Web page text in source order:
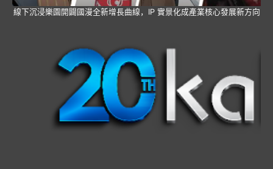
線下沉浸樂園開闢國漫全新增長曲線，IP 實景化成產業核心發展新方向